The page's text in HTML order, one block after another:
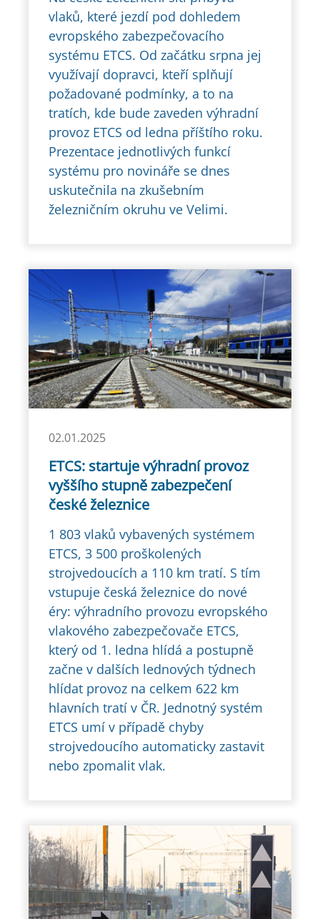
vlaků, které jezdí pod dohledem
evropského zabezpečovacího
systému ETCS. Od začátku srpna jej
využívají dopravci, kteří splňují
požadované podmínky, a to na
tratích, kde bude zaveden výhradní
provoz ETCS od ledna příštího roku.
Prezentace jednotlivých funkcí
systému pro novináře se dnes
uskutečnila na zkušebním
železničním okruhu ve Velimi.
02.01.2025
ETCS: startuje výhradní provoz
vyššího stupně zabezpečení
české železnice
1 803 vlaků vybavených systémem
ETCS, 3 500 proškolených
strojvedoucích a 110 km tratí. S tím
vstupuje česká železnice do nové
éry: výhradního provozu evropského
vlakového zabezpečovače ETCS,
který od 1. ledna hlídá a postupně
začne v dalších lednových týdnech
hlídat provoz na celkem 622 km
hlavních tratí v ČR. Jednotný systém
ETCS umí v případě chyby
strojvedoucího automaticky zastavit
nebo zpomalit vlak.